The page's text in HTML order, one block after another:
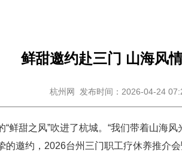
鲜甜邀约赴三门 山海风
杭州网 发布时间：2026-04-24
鲜甜之风”吹进了杭城。“我们带着山海
邀约，2026台州三门职工疗休养推介